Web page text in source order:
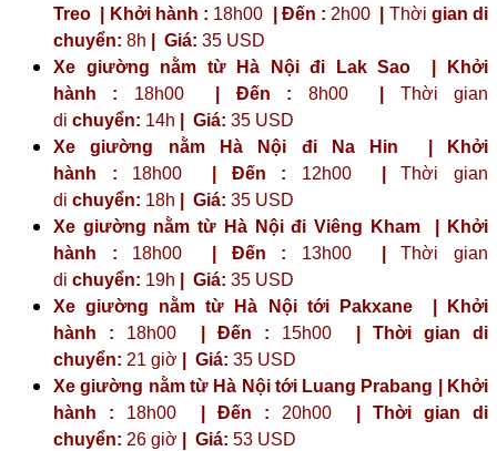
Treo | Khởi hành : 18h00 | Đến : 2h00 Thời gian di
chuyển: 8h Giá: 35 USD
Xe giường nằm từ Hà Nội đi Lak Sao | Khởi
hành : 18h00| Đến : 8h00| Thời gian
di chuyển: 14h Giá: 35 USD
Xe giường nằm Hà Nội đi Na Hin | Khởi
hành : 18h00 | Đến : 12h00|Thời gian
di chuyển: 18h Giá: 35 USD
Xe giường nằm từ Hà Nội đi Viêng Kham | Khởi
hành : 18h00 | Đến : 13h00|Thời gian
di chuyển: 19h Giá: 35 USD
Xe giường nằm từ Hà Nội tới Pakxane | Khởi
hành : 18h00 | Đến : 15h00 | Thời gian di
chuyển: 21 giờ | Giá: 35 USD
Xe giường nằm từ Hà Nội tới Luang Prabang | Khởi
hành : 18h00 | Đến : 20h00 | Thời gian di
chuyển: 26 giờ | Giá: 53 USD